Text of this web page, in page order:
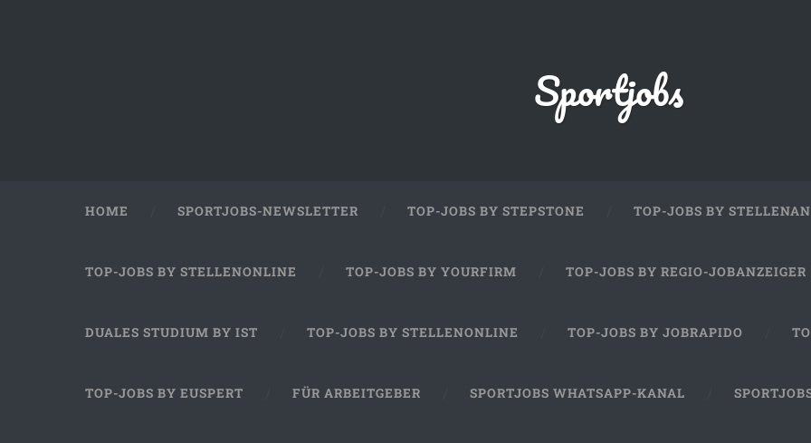
Sportjobs
HOME SPORTJOBS-NEWSLETTER TOP-JOBS BY STEPSTONE TOP-JOBS BY
TOP-JOBS BY STELLENONLINE TOP-JOBS BY YOURFIRM TOP-JOBS BY REGIO-JOBANZEIGER
DUALES STUDIUM BY IST TOP-JOBS BY STELLENONLINE TOP-JOBS BY JOBRAPIDO
TOP-JOBS BY EUSPERT FÜR ARBEITGEBER SPORTJOBS WHATSAPP-KANAL